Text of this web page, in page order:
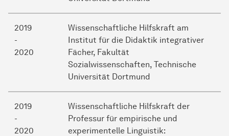
2019
-
2020
Wissenschaftliche Hilfskraft am
Institut für die Didaktik integrativer
Fächer, Fakultät
Sozialwissenschaften, Technische
Universität Dortmund
2019
-
2020
Wissenschaftliche Hilfskraft der
Professur für empirische und
experimentelle Linguistik: